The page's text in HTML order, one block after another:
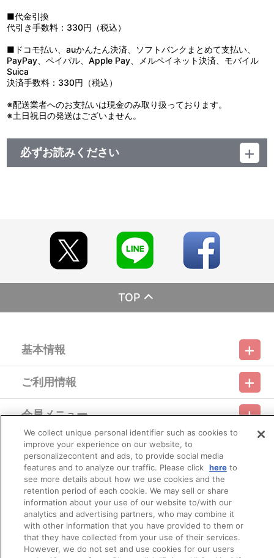
災厄の魔物・豚頭帝（オークロード）と、豚頭族（オーク）の軍
勢がジュラの森を席巻しようとしていた。この危機に動いたのは大
頭してきたリムルに目をつけていた。リムルに豚頭帝（オークロー
ド）の討伐を依頼する。
■代金引換
代引き手数料：330円（税込）
■ドコモ払い、auかんたん決済、ソフトバンクまとめて支払い、
PayPay、ペイパル、Apple Pay、メルペイネット決済、モバイル
Suica
決済手数料：330円（税込）
※配送業者へのお支払いは現金のみ取り扱っております。
※土日祝日の発送はございません。
必ずお読みください
■特典について
※BVC全巻予約特典『選べる！添い寝もできるでかクロス』な
らびに『オリジナルクリアファイル5枚セット』の
特典付与条件や特典付与期間につきましては、
BVC特集ページ
（https://bvc.bandaivisual.co.jp/feature/279/）
および本商品ページに掲載されている内容・注記をあらかじ
めご確認ください。
※ご注文は、１注文につき２個までとなります。
※決済方法「オンライン収納」を選択時は、メールにてご案内
購入・決済手続きが行われなかった場合は、キャンセル扱い
いかなる理由でも、決済期間の延長は対応出来かねます。
なお、2019年3月15日（金）以降は、「マイページ」の「注
文・配送状況」からでもお支払に関するURLをご確認いただけま
す。
※お客様都合による決済後のキャンセルは出来かねます。
※以下のご注文は、キャンセルさせて頂く場合がございます。
（１）転売、再販売または営利目的の恐れがある注文と判断
した場合
（２）購入上限のある商品を個人またはグループが繰り返し
注文した場合
（３）過去に複数の購入履歴がある個人またはグループが注
TOP
基本情報
利用規約 特定商取引法に基づく表示
ご利用情報
ご利用ガイド サイトマップ お問い合わせ 推奨環境
Do Not Sell or Share My Personal Information
会員メニュー
会員規約 新規会員登録
その他のご案内
バンダイナムコフィルムワークス
We collect unique personal identifier such as cookies to
improve your experience on our website, to
personalizecontent and ads, to provide social media
features and to analyze our traffic. Please click hereto
see more details about how we use cookies and the
retention period of each cookie. We may sell or share
information about your use of our website to/with our
analytics and advertising partners, who may combine it
with other information that you have provided to them or
that they have collected from your use of their services.
However, we do not set and use cookies for our users